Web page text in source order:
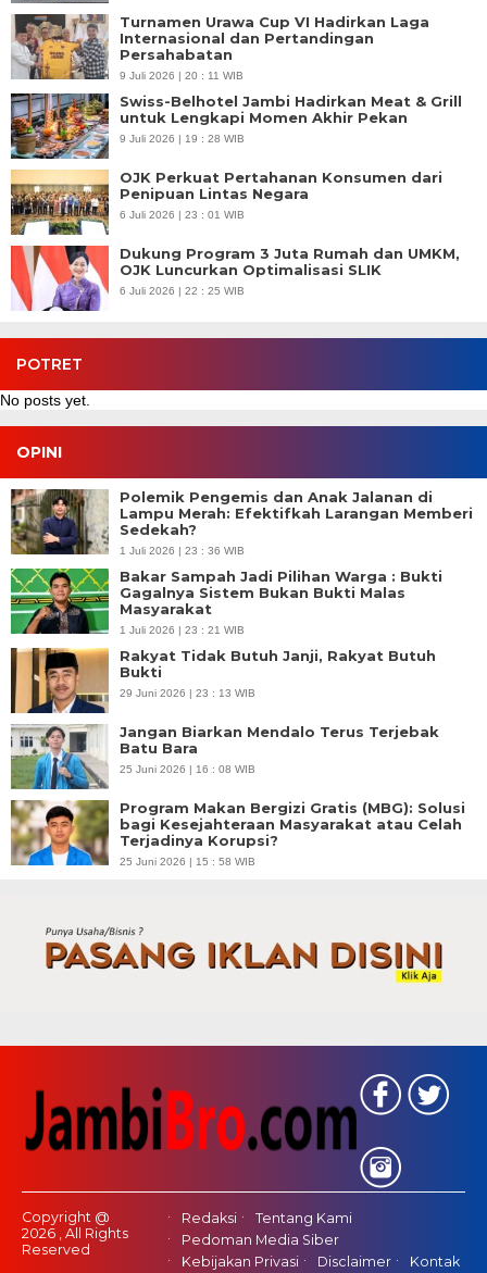
Turnamen Urawa Cup VI Hadirkan Laga
Internasional dan Pertandingan
Persahabatan
9 Juli 2026 | 20 : 11 WIB
Swiss-Belhotel Jambi Hadirkan Meat & Grill
untuk Lengkapi Momen Akhir Pekan
9 Juli 2026 | 19 : 28 WIB
OJK Perkuat Pertahanan Konsumen dari
Penipuan Lintas Negara
6 Juli 2026 | 23 : 01 WIB
Dukung Program 3 Juta Rumah dan UMKM,
OJK Luncurkan Optimalisasi SLIK
6 Juli 2026 | 22 : 25 WIB
POTRET
No posts yet.
OPINI
Polemik Pengemis dan Anak Jalanan di
Lampu Merah: Efektifkah Larangan Memberi
Sedekah?
1 Juli 2026 | 23 : 36 WIB
Bakar Sampah Jadi Pilihan Warga : Bukti
Gagalnya Sistem Bukan Bukti Malas
Masyarakat
1 Juli 2026 | 23 : 21 WIB
Rakyat Tidak Butuh Janji, Rakyat Butuh
Bukti
29 Juni 2026 | 23 : 13 WIB
Jangan Biarkan Mendalo Terus Terjebak
Batu Bara
25 Juni 2026 | 16 : 08 WIB
Program Makan Bergizi Gratis (MBG): Solusi
bagi Kesejahteraan Masyarakat atau Celah
Terjadinya Korupsi?
25 Juni 2026 | 15 : 58 WIB
Copyright @
2026 , All Rights
Reserved
Redaksi
Tentang Kami
Pedoman Media Siber
Kebijakan Privasi
Disclaimer Kontak